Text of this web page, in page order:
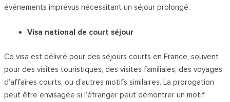
événements imprévus nécessitant un séjour prolongé.
Visa national de court séjour
Ce visa est délivré pour des séjours courts en France, souvent
pour des visites touristiques, des visites familiales, des voyages
d’affaires courts, ou d’autres motifs similaires. La prorogation
peut être envisagée si l’étranger peut démontrer un motif